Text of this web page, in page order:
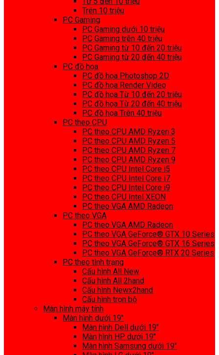
Trên 10 triệu
PC Gaming
PC Gaming dưới 10 triệu
PC Gaming trên 40 triệu
PC Gaming từ 10 đến 20 triệu
PC Gaming từ 20 đến 40 triệu
PC đồ họa
PC đồ họa Photoshop 2D
PC đồ họa Render Video
PC đồ họa Từ 10 đến 20 triệu
PC đồ họa Từ 20 đến 40 triệu
PC đồ họa Trên 40 triệu
PC theo CPU
PC theo CPU AMD Ryzen 3
PC theo CPU AMD Ryzen 5
PC theo CPU AMD Ryzen 7
PC theo CPU AMD Ryzen 9
PC theo CPU Intel Core i5
PC theo CPU Intel Core i7
PC theo CPU Intel Core i9
PC theo CPU Intel XEON
PC theo VGA AMD Radeon
PC theo VGA
PC theo VGA AMD Radeon
PC theo VGA GeForce® GTX 10 Series
PC theo VGA GeForce® GTX 16 Series
PC theo VGA GeForce® RTX 20 Series
PC theo tình trạng
Cấu hình All New
Cấu hình All 2hand
Cấu hình Newx2hand
Cấu hình trọn bộ
Màn hình máy tính
Màn hình dưới 19″
Màn hình Dell dưới 19″
Màn hình HP dưới 19″
Màn hình Samsung dưới 19″